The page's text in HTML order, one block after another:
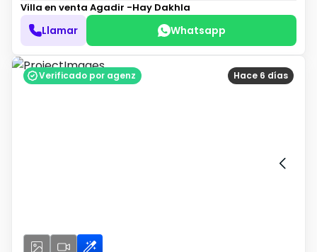
Villa en venta Agadir -Hay Dakhla
Llamar Whatsapp
Hace 6 días
Verificado por agenz